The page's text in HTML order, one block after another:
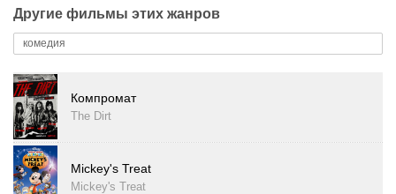
Другие фильмы этих жанров
комедия
Компромат
The Dirt
Mickey's Treat
Mickey's Treat